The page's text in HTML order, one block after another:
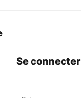
Se connecter